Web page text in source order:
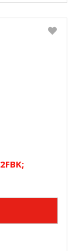
de nuestro
ser
perfil de sus
otros sitios.
sino
navegador y